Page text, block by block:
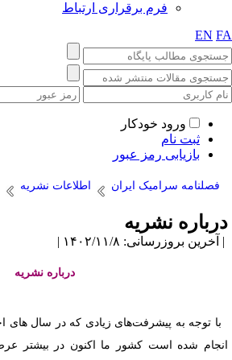
فرم برقراری ارتباط
EN
ورود خودکار
ثبت نام
بازیابی رمز عبور
فصلنامه سرامیک ایران اطلاعات نشریه
نشریه
بروزرسانی: ۱۴۰۲/۱۱/۸ |
درباره نشریه
توجه به پیشرفت‌های زیادی که در سال های
شده است کشور ما اکنون در بیشتر